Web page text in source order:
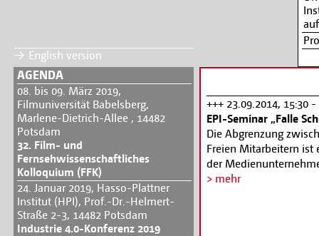
English version
AGENDA
08. bis 09. März 2019,
Filmuniversität Babelsberg,
Marlene-Dietrich-Allee , 14482
Potsdam
32. Film- und
Fernsehwissenschaftliches
Kolloquium (FFK)
24. Januar 2019, Hasso-Plattner
Institut (HPI), Prof.-Dr.-Helmert-
Straße 2-3, 14482 Potsdam
Industrie 4.0-Konferenz 2019
+++ 23.09.2014, 15:30
EPI-Seminar „Falle
Die Abgrenzung
Freien Mitarbeitern ist
der
Scheinselbständigkeit
> mehr